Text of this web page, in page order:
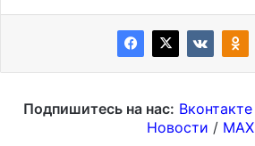
Подпишитесь на нас: Вконтакте
Новости / MAX